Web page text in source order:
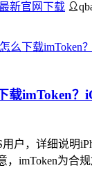
新官网下载
载imToken？
户，详细说明
，imToken为合